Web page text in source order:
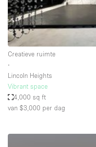
Auto display
Badkamer
Begane grond
Beveiligingssysteem
Concierge
Daglicht
Creatieve ruimte
∙
Lincoln Heights
Vibrant space
4,000 sq ft
van $3,000 per dag